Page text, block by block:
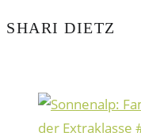
SHARI DIETZ